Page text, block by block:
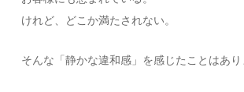
けれど、どこか満たされない。
そんな「静かな違和感」を感じたことはあり